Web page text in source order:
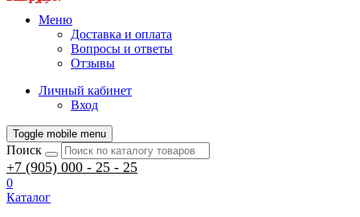
Меню
Доставка и оплата
Вопросы и ответы
Отзывы
Личный кабинет
Вход
Toggle mobile menu
Поиск
+7 (905) 000 - 25 - 25
0
Каталог